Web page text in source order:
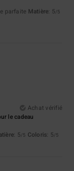
parfaite Matière: 5/5
Achat vérifié
le cadeau
: 5/5 Coloris: 5/5